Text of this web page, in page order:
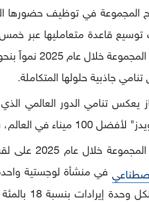
المجموعة في توظيف حضورها
توسيع قاعدة متعامليها عبر
جاذبية حلولها المتكاملة.
دخوله التصنيف لأول مرة في عام 2019 في المركزالـ 95.
خلال عام 2025 على لقب جديد في